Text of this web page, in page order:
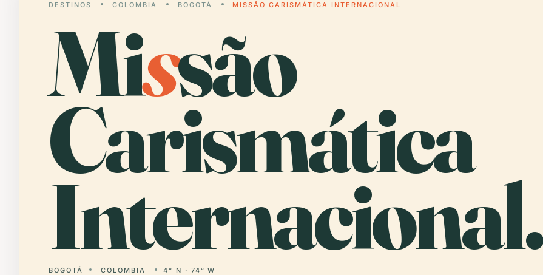
DESTINOS COLOMBIA BOGOTÁ MISSÃO CARISMÁTICA INTERNACIONAL
Missão
Carismática
Internacional.
BOGOTÁ COLOMBIA 4° N · 74° W